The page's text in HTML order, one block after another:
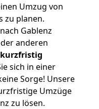
Umzug von
zu planen.
Gablenz
anderen
sich in einer
Sorge! Unsere
Umzüge
zu lösen.